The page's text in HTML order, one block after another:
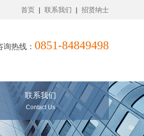
首页 | 联系我们 | 招贤纳士
热线： 0851-84849498
联系我们
Contact Us